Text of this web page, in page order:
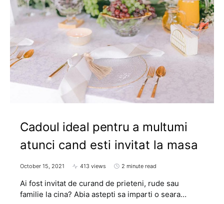
Cadoul ideal pentru a multumi
atunci cand esti invitat la masa
October 15, 2021 413 views 2 minute read
Ai fost invitat de curand de prieteni, rude sau
familie la cina? Abia astepti sa imparti o seara…